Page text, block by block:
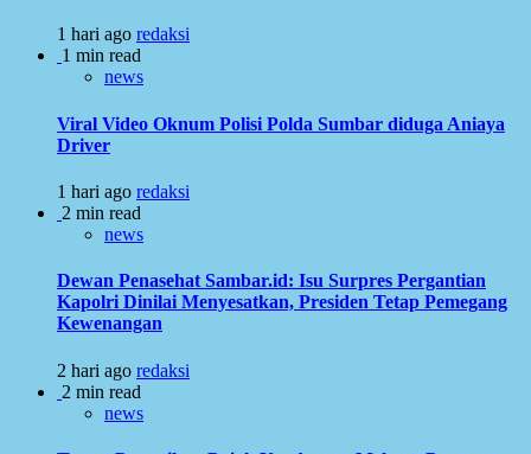
1 hari ago redaksi
1 min read
news
Viral Video Oknum Polisi Polda Sumbar diduga Aniaya
Driver
1 hari ago redaksi
2 min read
news
Dewan Penasehat Sambar.id: Isu Surpres Pergantian
Kapolri Dinilai Menyesatkan, Presiden Tetap Pemegang
Kewenangan
2 hari ago redaksi
2 min read
news